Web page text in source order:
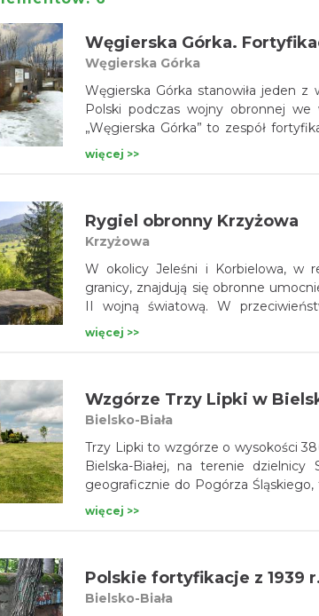
Węgierska Górka
Węgierska Górka stanowiła jeden
Polski podczas wojny obronnej
„Węgierska Górka” to zespół
wybuchem II wojny światowej.
strategicznie drogi i linii kolejowej w
więcej >>
Rygiel obronny Krzyżowa
Krzyżowa
W okolicy Jeleśni i Korbielowa, w
granicy, znajdują się obronne
II wojną światową. W
często obiektów w Węgierskiej
mniej znane i odwiedzają je
więcej >>
Wzgórze Trzy Lipki w
Bielsko-Biała
Trzy Lipki to wzgórze o wysokości
Bielska-Białej, na terenie dzielnicy
geograficznie do Pogórza
lipowy - obecnie pokryty łąkami.
charakterystycznemu krzyżowi.
Krajobrazowy Sarni Stok.
więcej >>
Polskie fortyfikacje z 1939
Bielsko-Biała